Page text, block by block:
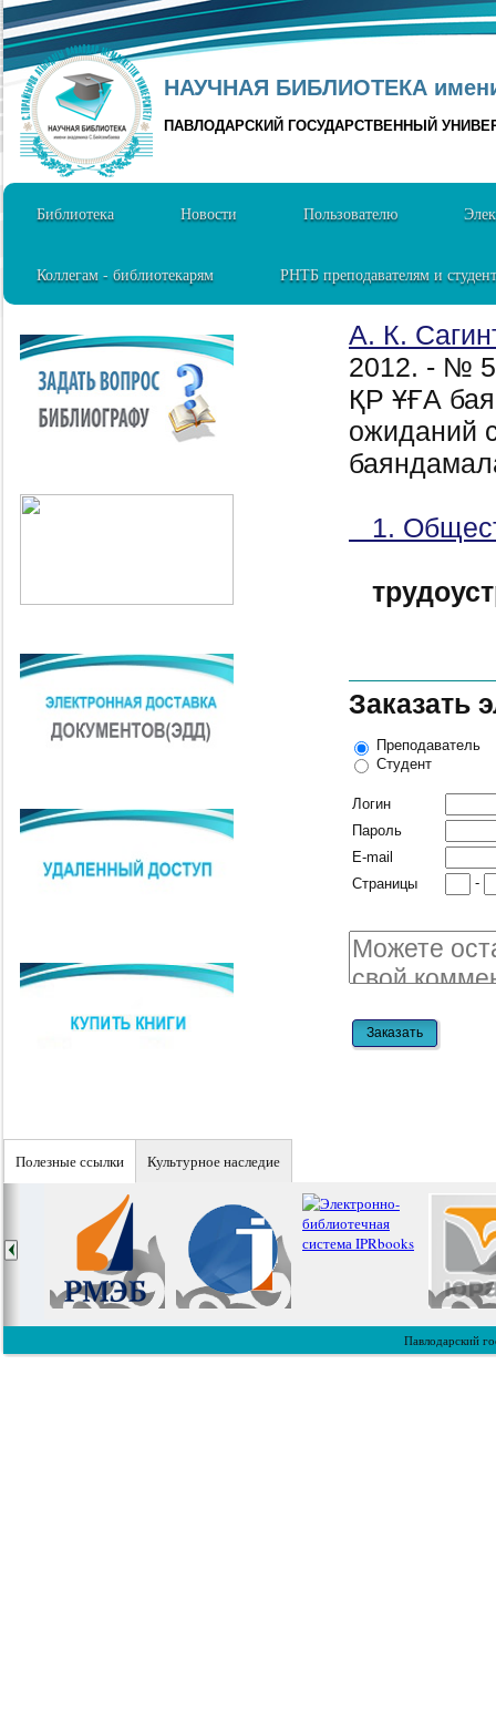
НАУЧНАЯ БИБЛИОТЕКА
ПАВЛОДАРСКИЙ ГОСУДАРСТВЕННЫЙ
Библиотека Новости Пользователю
Коллегам - библиотекарям РНТБ преподавателям и
А. К.
2012. - №
ҚР ҰҒА
ожиданий
1.
Заказать
Преподаватель
Студент
Логин
Пароль
E-mail
Страницы
-
Полезные ссылки Культурное наследие
Павлодарский